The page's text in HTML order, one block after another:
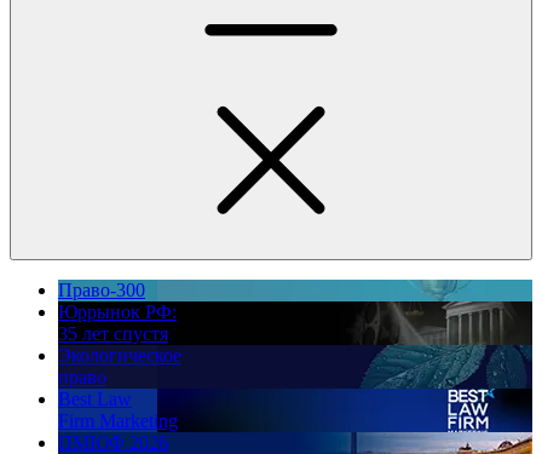
Право-300
Юррынок РФ:
35 лет спустя
Экологическое
право
Best Law
Firm Marketing
ПМЮФ 2026